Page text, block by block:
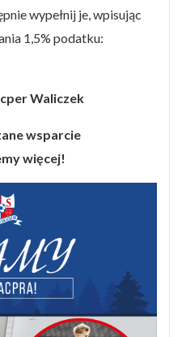
wypełnij je, wpisując
1,5% podatku:
Waliczek
wsparcie
więcej!